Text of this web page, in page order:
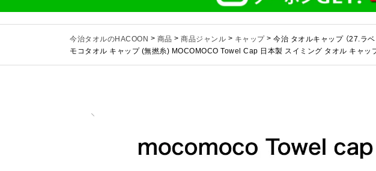
今治タオルのHACOON > 商品 > 商品ジャンル > キャップ> 今治 タオルキャップ （27.ラ
モコタオル キャップ (無撚糸) MOCOMOCO Towel Cap 日本製 スイミング タオル キャッ